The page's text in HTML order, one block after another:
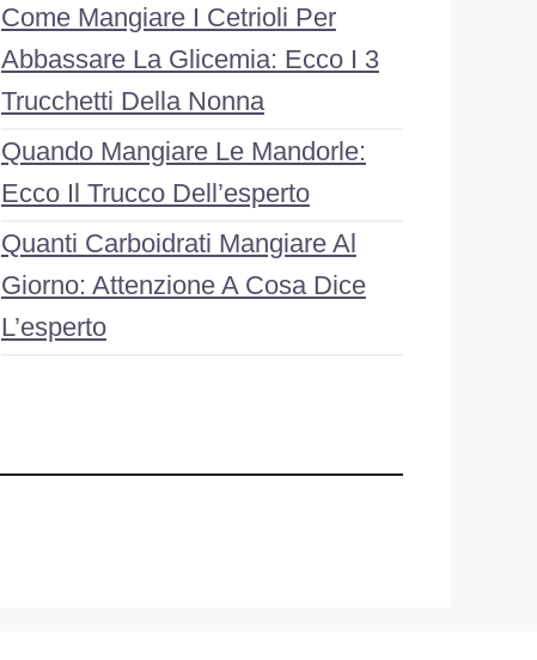
Come Mangiare I Cetrioli Per
Abbassare La Glicemia: Ecco I 3
Trucchetti Della Nonna
Quando Mangiare Le Mandorle:
Ecco Il Trucco Dell’esperto
Quanti Carboidrati Mangiare Al
Giorno: Attenzione A Cosa Dice
L’esperto